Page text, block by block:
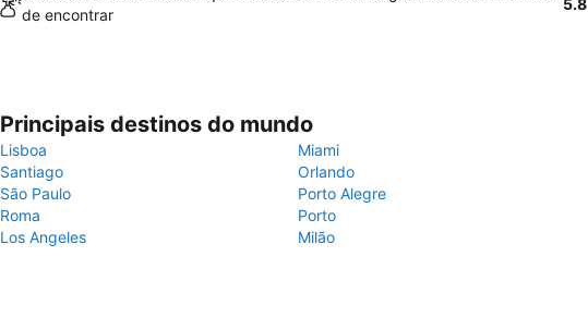
de encontrar
5.8
Principais destinos do mundo
Lisboa
Miami
Santiago
Orlando
São Paulo
Porto Alegre
Roma
Porto
Los Angeles
Milão